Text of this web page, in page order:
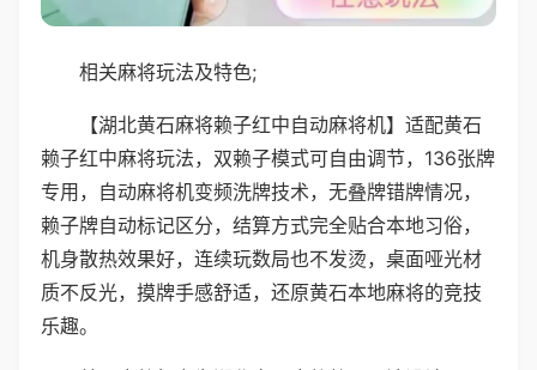
相关麻将玩法及特色;
【湖北黄石麻将赖子红中自动麻将机】适配黄石
赖子红中麻将玩法，双赖子模式可自由调节，136张牌
专用，自动麻将机变频洗牌技术，无叠牌错牌情况，
赖子牌自动标记区分，结算方式完全贴合本地习俗，
机身散热效果好，连续玩数局也不发烫，桌面哑光材
质不反光，摸牌手感舒适，还原黄石本地麻将的竞技
乐趣。